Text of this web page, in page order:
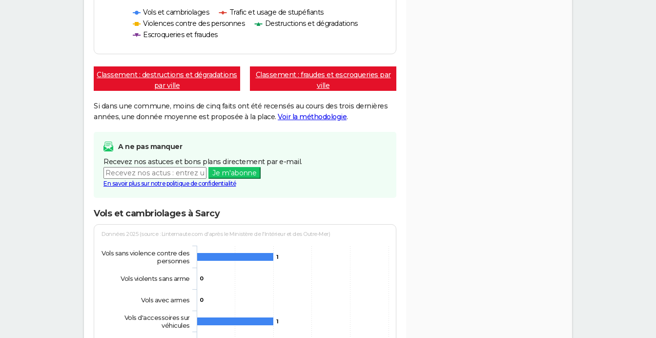
Vols et cambriolages
Trafic et usage de stupéfiants
Violences contre des personnes
Destructions et dégradations
Escroqueries et fraudes
Classement : destructions et dégradations
par ville
Classement : fraudes et escroqueries par
ville
Si dans une commune, moins de cinq faits ont été recensés au cours des trois dernières
années, une donnée moyenne est proposée à la place. Voir la méthodologie.
A ne pas manquer
Recevez nos astuces et bons plans directement par e-mail.
Je m'abonne
En savoir plus sur notre politique de confidentialité
Vols et cambriolages à Sarcy
Données 2025 (source : Linternaute.com d'après le Ministère de l'Intérieur et des Outre-Mer)
1
0
0
1
Vols sans violence contre des
personnes
Vols violents sans arme
Vols avec armes
Vols d'accessoires sur
véhicules